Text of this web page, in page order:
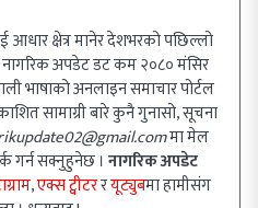
आधार क्षेत्र मानेर देशभरको पछिल्लो
अपडेट डट कम २०८० मंसिर
भाषाको अनलाइन समाचार पोर्टल
सामाग्री बारे कुनै गुनासो, सूचना
मा मेल
गर्न सक्नुहुनेछ । नागरिक अपडेट
,एक्स ट्वीटररयूट्युबमा हामीसंग